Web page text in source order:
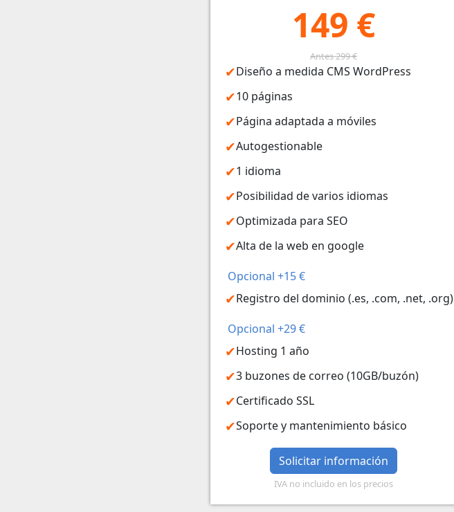
149 €
Antes 299 €
Diseño a medida CMS WordPress
10 páginas
Página adaptada a móviles
Autogestionable
1 idioma
Posibilidad de varios idiomas
Optimizada para SEO
Alta de la web en google
Opcional +15 €
Registro del dominio (.es, .com, .net, .org)
Opcional +29 €
Hosting 1 año
3 buzones de correo (10GB/buzón)
Certificado SSL
Soporte y mantenimiento básico
Solicitar información
IVA no incluido en los precios